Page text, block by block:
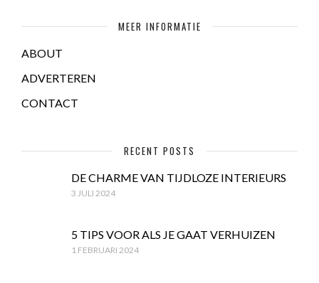
MEER INFORMATIE
ABOUT
ADVERTEREN
CONTACT
RECENT POSTS
DE CHARME VAN TIJDLOZE INTERIEURS
3 JULI 2024
5 TIPS VOOR ALS JE GAAT VERHUIZEN
1 FEBRUARI 2024